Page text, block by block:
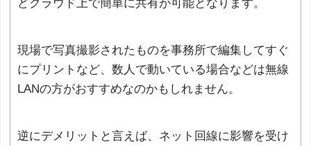
どクラウド上で簡単に共有が可能となります。
現場で写真撮影されたものを事務所で編集してすぐ
にプリントなど、数人で動いている場合などは無線
LANの方がおすすめなのかもしれません。
逆にデメリットと言えば、ネット回線に影響を受け